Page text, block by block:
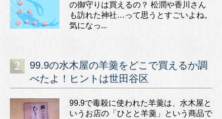
の御守りは買えるの？ 松潤や香川さん
も訪れた神社…って思うとすごいよね。
気になっ...
99.9の水木屋の羊羹をどこで買えるか調
べたよ！ヒントは世田谷区
99.9で毒殺に使われた羊羹は、水木屋と
いうお店の「ひとと羊羹」という商品で